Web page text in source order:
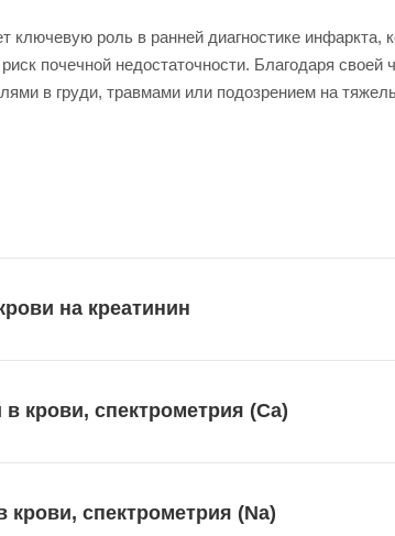
ключевую роль в ранней диагностике
почечной недостаточности. Благодаря
в груди, травмами или подозрением на
на креатинин
в крови, спектрометрия (Ca)
крови, спектрометрия (Na)